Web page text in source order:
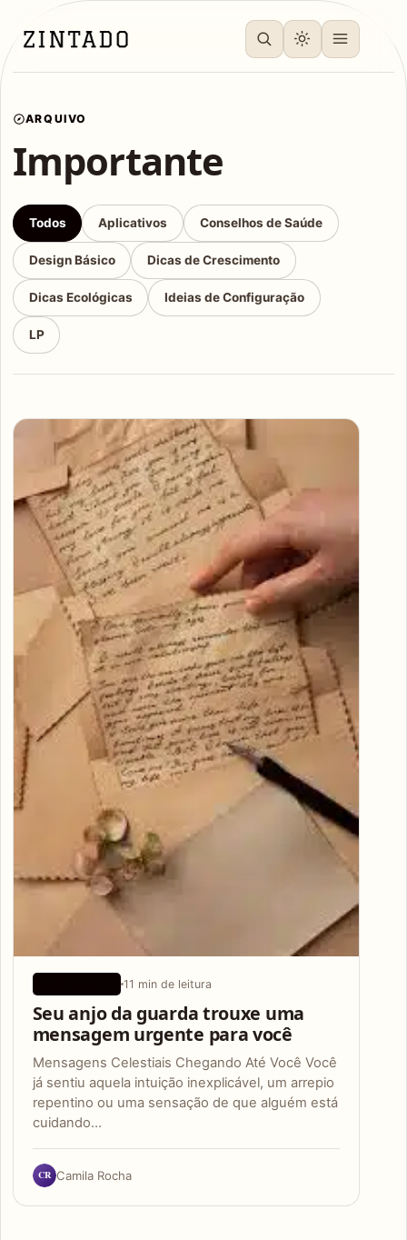
ARQUIVO
Importante
Todos Aplicativos Conselhos de Saúde
Design Básico Dicas de Crescimento
Dicas Ecológicas Ideias de Configuração
LP
Articles
11 min de leitura
Seu anjo da guarda trouxe uma
mensagem urgente para você
Mensagens Celestiais Chegando Até Você Você
já sentiu aquela intuição inexplicável, um arrepio
repentino ou uma sensação de que alguém está
cuidando…
CR Camila Rocha